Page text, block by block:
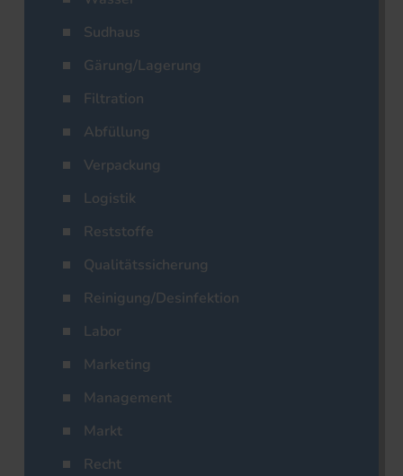
Sudhaus
Gärung/Lagerung
Filtration
Abfüllung
Verpackung
Logistik
Reststoffe
Qualitätssicherung
Reinigung/Desinfektion
Labor
Marketing
Management
Markt
Recht